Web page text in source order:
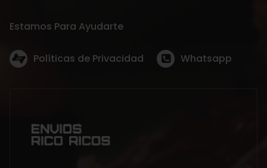
Estamos Para Ayudarte
Políticas de Privacidad Whatsapp